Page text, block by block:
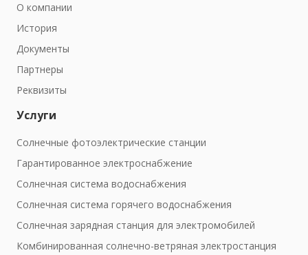
О компании
История
Документы
Партнеры
Реквизиты
Услуги
Солнечные фотоэлектрические станции
Гарантированное электроснабжение
Солнечная система водоснабжения
Солнечная система горячего водоснабжения
Солнечная зарядная станция для электромобилей
Комбинированная солнечно-ветряная электростанция